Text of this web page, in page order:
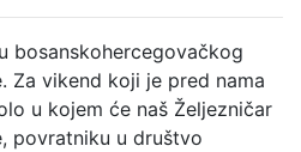
bosanskohercegovačkog
Za vikend koji je pred nama
u kojem će naš Željezničar
povratniku u društvo